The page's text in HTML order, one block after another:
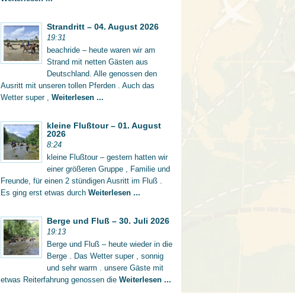
Strandritt – 04. August 2026
19:31
beachride – heute waren wir am
Strand mit netten Gästen aus
Deutschland. Alle genossen den
Ausritt mit unseren tollen Pferden . Auch das
Wetter super , Weiterlesen ...
kleine Flußtour – 01. August
2026
8:24
kleine Flußtour – gestern hatten wir
einer größeren Gruppe , Familie und
Freunde, für einen 2 stündigen Ausritt im Fluß .
Es ging erst etwas durch Weiterlesen ...
Berge und Fluß – 30. Juli 2026
19:13
Berge und Fluß – heute wieder in die
Berge . Das Wetter super , sonnig
und sehr warm . unsere Gäste mit
etwas Reiterfahrung genossen die Weiterlesen ...